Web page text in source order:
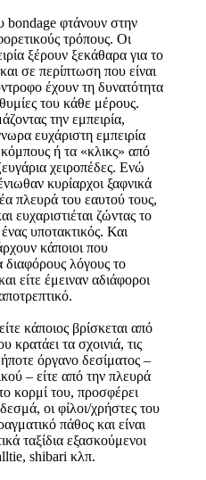
bondage φτάνουν στην
τρόπους. Οι
ξέρουν ξεκάθαρα για το
σε περίπτωση που είναι
έχουν τη δυνατότητα
του κάθε μέρους.
την εμπειρία,
ευχάριστη εμπειρία
ή τα «κλικς» από
χειροπέδες. Ενώ
κυρίαρχοι ξαφνικά
πλευρά του εαυτού τους,
ευχαριστιέται ζώντας το
υποτακτικός. Και
κάποιοι που
διαφόρους λόγους το
είτε έμειναν αδιάφοροι
κάποιος βρίσκεται από
κρατάει τα σχοινιά, τις
όργανο δεσίματος –
– είτε από την πλευρά
κορμί του, προσφέρει
οι φίλοι/χρήστες του
πάθος και είναι
ταξίδια εξασκούμενοι
shibari κλπ.